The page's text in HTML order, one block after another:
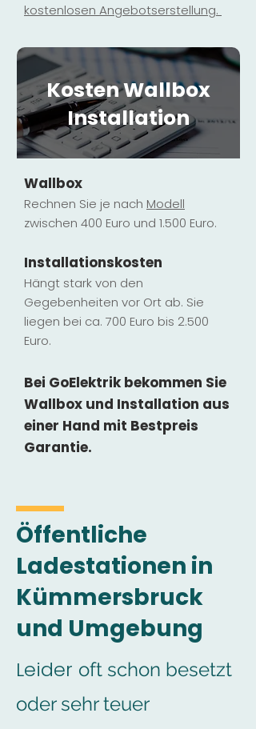
kostenlosen Angebotserstellung.
Kosten Wallbox
Installation
Wallbox
Rechnen Sie je nach Modell
zwischen 400 Euro und 1.500 Euro.
Installationskosten
Hängt stark von den
Gegebenheiten vor Ort ab. Sie
liegen bei ca. 700 Euro bis 2.500
Euro.
Bei GoElektrik bekommen Sie
Wallbox und Installation aus
einer Hand mit Bestpreis
Garantie.
Öffentliche
Ladestationen in
Kümmersbruck
und Umgebung
Leider oft schon besetzt
oder sehr teuer